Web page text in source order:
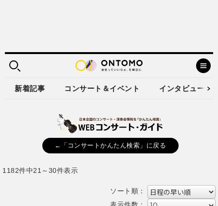
新着記事 コンサート＆イベント インタビュー
←「コンサートかんたん検索」に戻る
1182件中21～30件表示
ソート順：